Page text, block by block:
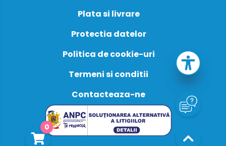
0
Plata si livrare
Protectia datelor
Politica de cookie-uri
Termeni si conditii
Contacteaza-ne